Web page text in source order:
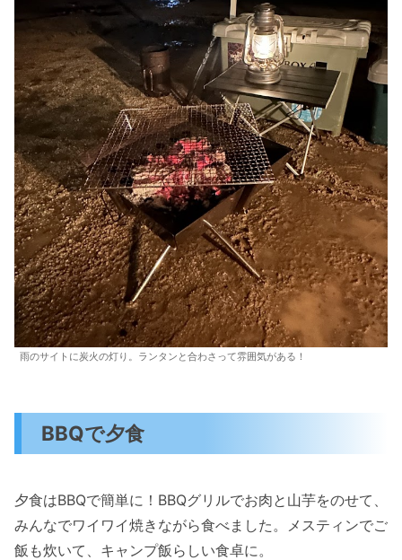
雨のサイトに炭火の灯り。ランタンと合わさって雰囲気がある！
BBQで夕食
夕食はBBQで簡単に！BBQグリルでお肉と山芋をのせて、
みんなでワイワイ焼きながら食べました。メスティンでご
飯も炊いて、キャンプ飯らしい食卓に。